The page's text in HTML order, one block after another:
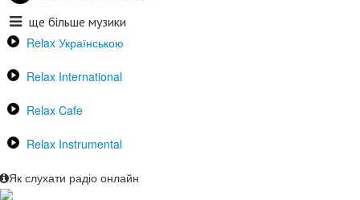
ще більше музики
Relax Українською
Relax International
Relax Cafe
Relax Instrumental
Як слухати радіо онлайн